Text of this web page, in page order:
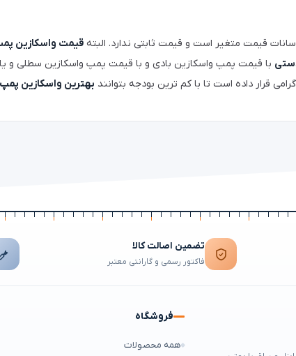
قیمت متغیر است و قیمت ثابتی ندارد. البته قیمت واسکازین
با قیمت پمپ واسکازین بادی و با قیمت پمپ واسکازین سطلی و
قرار داده است تا با کم ترین بودجه بتوانند بهترین واسکازین پمپ
تضمین اصالت کالا
فاکتور رسمی و گارانتی معتبر
فروشگاه
همه محصولات